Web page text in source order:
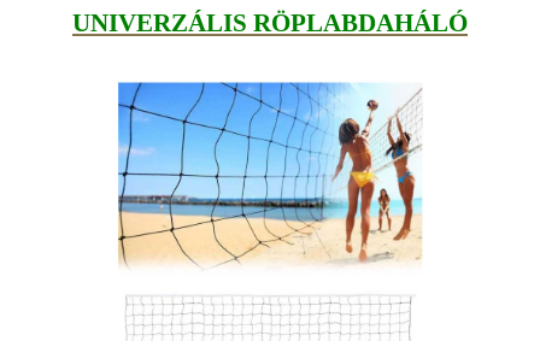
UNIVERZÁLIS RÖPLABDAHÁLÓ